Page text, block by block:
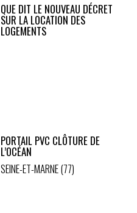
QUE DIT LE NOUVEAU DÉCRET
SUR LA LOCATION DES
LOGEMENTS
PORTAIL PVC CLÔTURE DE
L’OCÉAN
SEINE-ET-MARNE (77)